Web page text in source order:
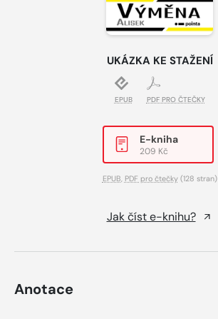
UKÁZKA KE STAŽENÍ
EPUB PDF PRO ČTEČKY
E-kniha
209 Kč
EPUB PDF pro čtečky(128 stran)
Jak číst e-knihu?
Anotace